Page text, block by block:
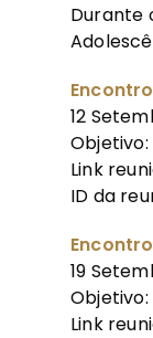
Durante
12
Link
ID da
19
Link